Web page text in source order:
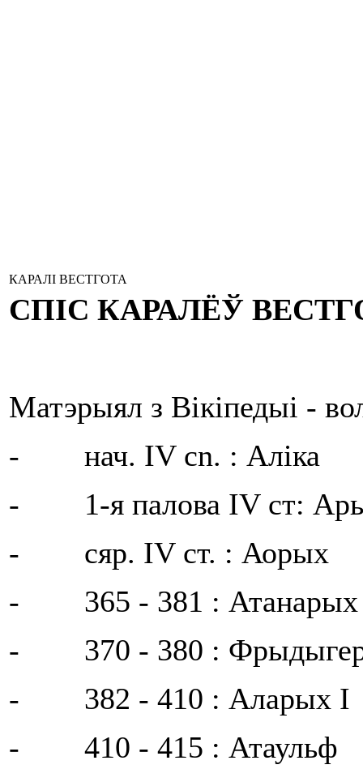
КАРАЛI ВЕСТГОТА
СПІС КАРАЛЁЎ
Матэрыял з Вікіпедыі -
- нач. IV cn. : Аліка
- 1-я палова IV ст:
- сяр. IV ст. : Аорых
- 365 - 381 : Атанарых
- 370 - 380 :
- 382 - 410 : Аларых I
- 410 - 415 : Атаульф